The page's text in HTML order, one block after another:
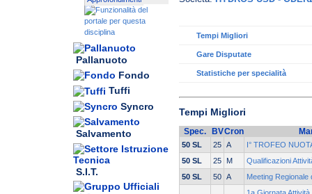
Pallanuoto
Fondo
Tuffi
Syncro
Salvamento
S.I.T.
Tempi Migliori
Gare Disputate
Statistiche per specialità
Tempi Migliori
Spec. BVCron
50 SL 25 A
I° TROFEO
50 SL
25 M
Qualificazioni
50 SL
50 A Meeting Regionale